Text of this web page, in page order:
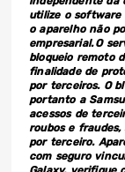
utilize o software
o aparelho não
empresarial. O
bloqueio remoto
finalidade de
por terceiros. O
portanto a
acessos de
roubos e
por terceiro.
com seguro